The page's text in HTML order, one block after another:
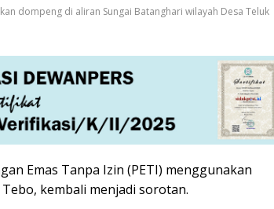
dompeng di aliran Sungai Batanghari wilayah Desa Teluk
Emas Tanpa Izin (PETI) menggunakan
kembali menjadi sorotan.